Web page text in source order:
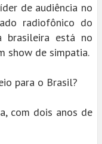
de audiência no
radiofônico do
brasileira está no
show de simpatia.
para o Brasil?
com dois anos de